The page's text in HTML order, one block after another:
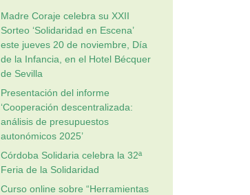
Madre Coraje celebra su XXII
Sorteo ‘Solidaridad en Escena’
este jueves 20 de noviembre, Día
de la Infancia, en el Hotel Bécquer
de Sevilla
Presentación del informe
‘Cooperación descentralizada:
análisis de presupuestos
autonómicos 2025’
Córdoba Solidaria celebra la 32ª
Feria de la Solidaridad
Curso online sobre “Herramientas